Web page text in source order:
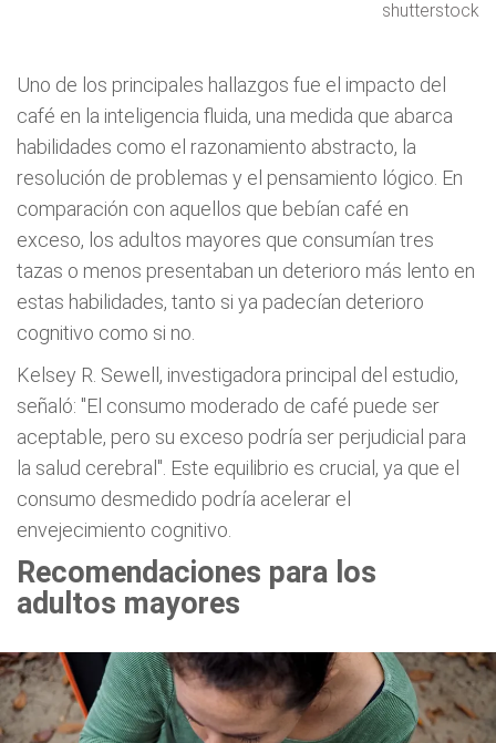
shutterstock
Uno de los principales hallazgos fue el impacto del
café en la inteligencia fluida, una medida que abarca
habilidades como el razonamiento abstracto, la
resolución de problemas y el pensamiento lógico. En
comparación con aquellos que bebían café en
exceso, los adultos mayores que consumían tres
tazas o menos presentaban un deterioro más lento en
estas habilidades, tanto si ya padecían deterioro
cognitivo como si no.
Kelsey R. Sewell, investigadora principal del estudio,
señaló: "El consumo moderado de café puede ser
aceptable, pero su exceso podría ser perjudicial para
la salud cerebral". Este equilibrio es crucial, ya que el
consumo desmedido podría acelerar el
envejecimiento cognitivo.
Recomendaciones para los
adultos mayores